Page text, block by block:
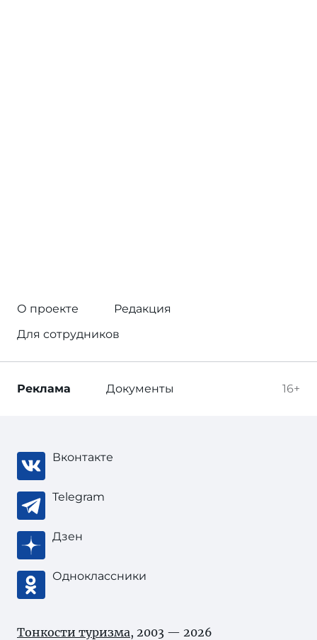
О проекте
Редакция
Для сотрудников
16+
Реклама Документы
Вконтакте
Telegram
Дзен
Одноклассники
Тонкости туризма, 2003 — 2026